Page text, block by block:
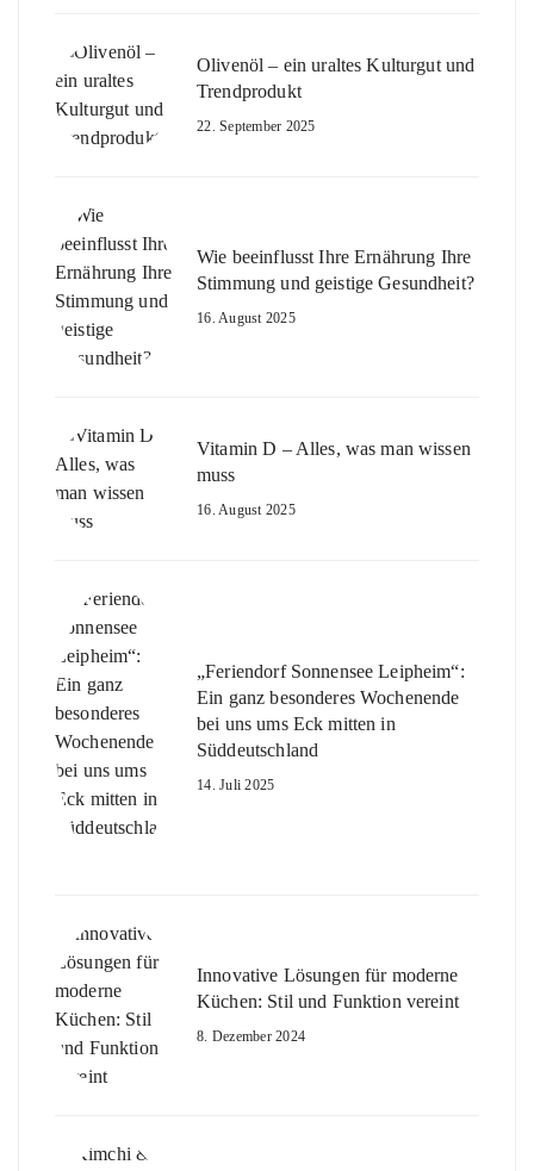
Olivenöl – ein uraltes Kulturgut und
Trendprodukt
22. September 2025
Wie beeinflusst Ihre Ernährung Ihre
Stimmung und geistige Gesundheit?
16. August 2025
Vitamin D – Alles, was man wissen
muss
16. August 2025
„Feriendorf Sonnensee Leipheim“:
Ein ganz besonderes Wochenende
bei uns ums Eck mitten in
Süddeutschland
14. Juli 2025
Innovative Lösungen für moderne
Küchen: Stil und Funktion vereint
8. Dezember 2024